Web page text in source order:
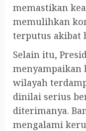
memastikan
memulihkan
terputus akibat
Selain itu,
menyampaikan
wilayah
dinilai serius
diterimanya.
mengalami